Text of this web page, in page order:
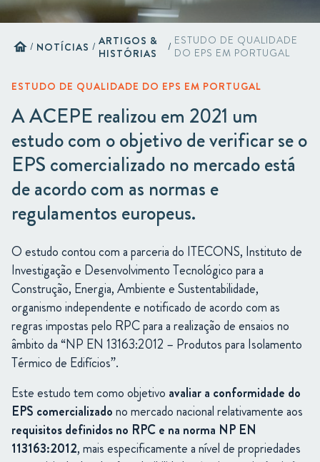
home / NOTÍCIAS / ARTIGOS &
HISTÓRIAS
/ ESTUDO DE QUALIDADE
DO EPS EM PORTUGAL
ESTUDO DE QUALIDADE DO EPS EM PORTUGAL
A ACEPE realizou em 2021 um
estudo com o objetivo de verificar se o
EPS comercializado no mercado está
de acordo com as normas e
regulamentos europeus.
O estudo contou com a parceria do ITECONS, Instituto de
Investigação e Desenvolvimento Tecnológico para a
Construção, Energia, Ambiente e Sustentabilidade,
organismo independente e notificado de acordo com as
regras impostas pelo RPC para a realização de ensaios no
âmbito da “NP EN 13163:2012 – Produtos para Isolamento
Térmico de Edifícios”.
Este estudo tem como objetivo avaliar a conformidade do
EPS comercializadono mercado nacional relativamente aos
requisitos definidos no RPC e na norma NP EN
113163:2012, mais especificamente a nível de propriedades